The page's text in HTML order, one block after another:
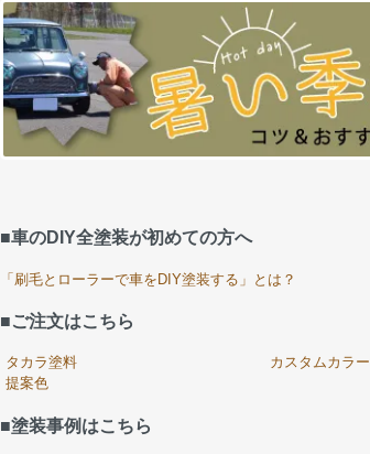
■車のDIY全塗装が初めての方へ
「刷毛とローラーで車をDIY塗装する」とは？
■ご注文はこちら
タカラ塗料
提案色
カスタムカラー
■塗装事例はこちら